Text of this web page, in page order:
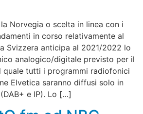
Norvegia o scelta in linea con i
in corso relativamente al
Svizzera anticipa al 2021/2022 lo
analogico/digitale previsto per il
quale tutti i programmi radiofonici
Elvetica saranno diffusi solo in
e IP). Lo […]